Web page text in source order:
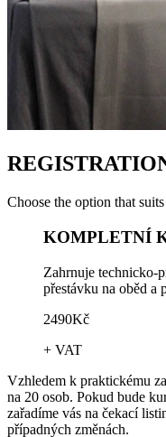
Choose the option that
KOMPLETNÍ
Zahrnuje technicko-
přestávku na oběd a
2490Kč
+ VAT
Vzhledem k praktickému
na 20 osob. Pokud bude
zařadíme vás na čekací
případných změnách.